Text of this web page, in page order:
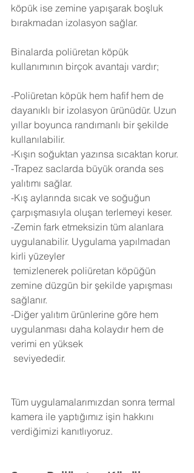
köpük ise zemine yapışarak boşluk
bırakmadan izolasyon sağlar.
Binalarda poliüretan köpük
kullanımının birçok avantajı vardır;
-Poliüretan köpük hem hafif hem de
dayanıklı bir izolasyon ürünüdür. Uzun
yıllar boyunca randımanlı bir şekilde
kullanılabilir.
-Kışın soğuktan yazınsa sıcaktan korur.
-Trapez saclarda büyük oranda ses
yalıtımı sağlar.
-Kış aylarında sıcak ve soğuğun
çarpışmasıyla oluşan terlemeyi keser.
-Zemin fark etmeksizin tüm alanlara
uygulanabilir. Uygulama yapılmadan
kirli yüzeyler
zemine düzgün bir şekilde yapışması
sağlanır.
-Diğer yalıtım ürünlerine göre hem
uygulanması daha kolaydır hem de
verimi en yüksek
seviyededir.
Tüm uygulamalarımızdan sonra termal
kamera ile yaptığımız işin hakkını
verdiğimizi kanıtlıyoruz.